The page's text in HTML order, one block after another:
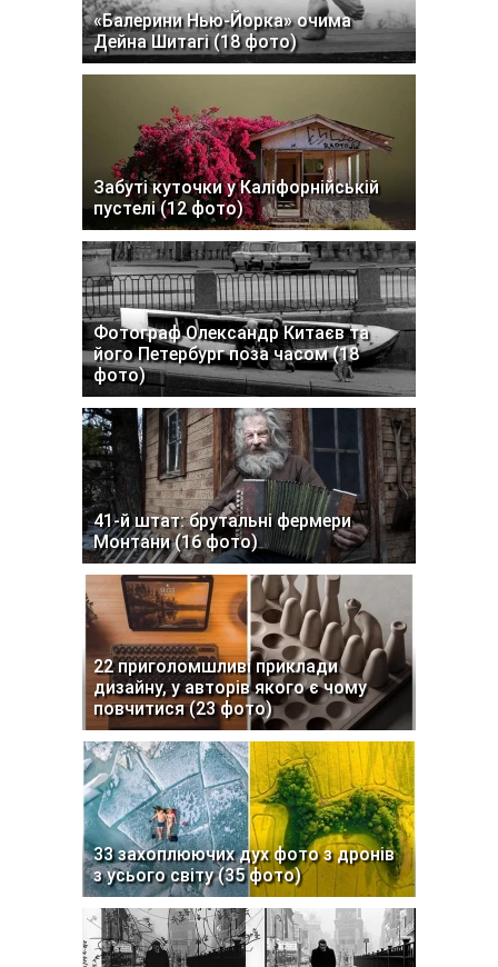
«Балерини Нью-Йорка» очима
Дейна Шитагі (18 фото)
Забуті куточки у Каліфорнійській
пустелі (12 фото)
Фотограф Олександр Китаєв та
його Петербург поза часом (18
фото)
41-й штат: брутальні фермери
Монтани (16 фото)
22 приголомшливі приклади
дизайну, у авторів якого є чому
повчитися (23 фото)
33 захоплюючих дух фото з дронів
з усього світу (35 фото)